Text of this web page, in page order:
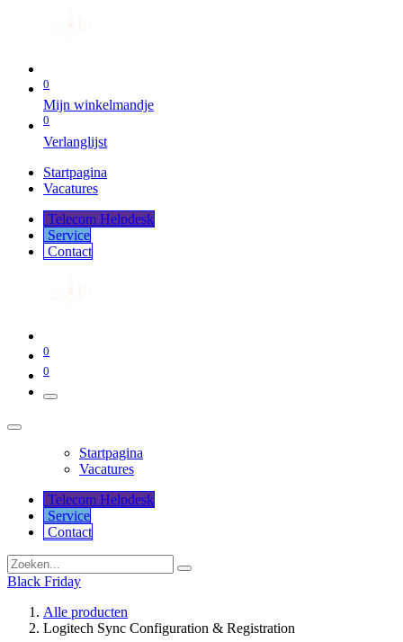
0
Mijn winkelmandje
0
Verlanglijst
Startpagina
Vacatures
Telecom Helpdesk
Service
Co​​​​​​ntact
0
0
Startpagina
Vacatures
Telecom Helpdesk
Service
Co​​​​​​ntact
Black Friday
Alle producten
Logitech Sync Configuration & Registration